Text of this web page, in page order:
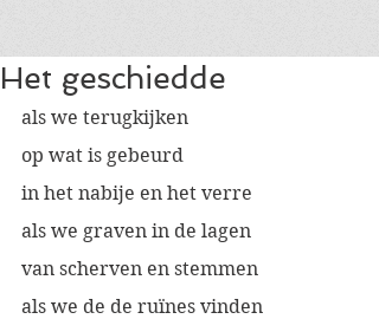
Het geschiedde
als we terugkijken
op wat is gebeurd
in het nabije en het verre
als we graven in de lagen
van scherven en stemmen
als we de de ruïnes vinden